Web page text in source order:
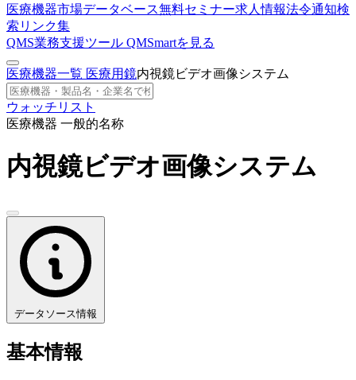
医療機器市場データベース無料セミナー求人情報法令通知検
索 リンク集
QMS業務支援ツール QMSmartを見る
医療機器一覧 医療用鏡内視鏡ビデオ画像システム
ウォッチリスト
医療機器 一般的名称
内視鏡ビデオ画像システム
データソース情報
基本情報